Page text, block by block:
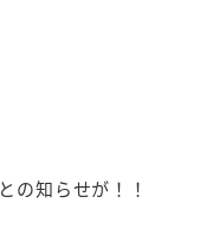
との知らせが！！